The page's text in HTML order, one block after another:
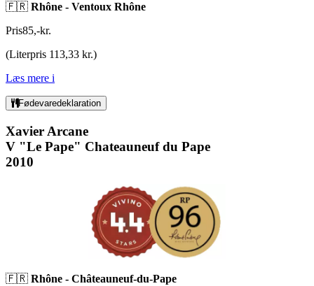
🇫🇷 Rhône - Ventoux Rhône
Pris85,-kr.
(Literpris 113,33 kr.)
Læs mere i
Fødevaredeklaration
Xavier Arcane
V "Le Pape" Chateauneuf du Pape
2010
🇫🇷 Rhône - Châteauneuf-du-Pape